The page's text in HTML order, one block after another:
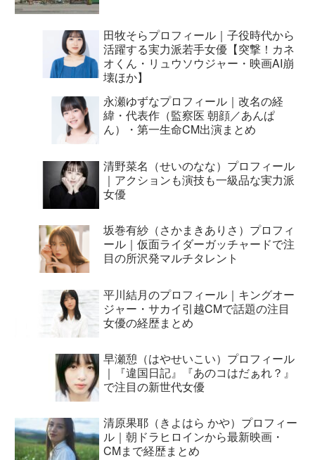
田牧そらプロフィール｜子役時代から
活躍する実力派若手女優【突撃！カネ
オくん・リュウソウジャー・映画AI崩
壊ほか】
永瀬ゆずなプロフィール｜改名の経
緯・代表作（監察医 朝顔／あんぱ
ん）・第一生命CM出演まとめ
清野菜名（せいのなな）プロフィール
｜アクションも演技も一級品な実力派
女優
坂巻有紗（さかまきありさ）プロフィ
ール｜仮面ライダーガッチャードで注
目の所沢発マルチタレント
平川結月のプロフィール｜キングオー
ジャー・サカイ引越CMで話題の注目
女優の経歴まとめ
早瀬憩（はやせいこい）プロフィール
｜『違国日記』『あのコはだぁれ？』
で注目の新世代女優
清原果耶（きよはら かや）プロフィー
ル｜朝ドラヒロインから最新映画・
CMまで経歴まとめ